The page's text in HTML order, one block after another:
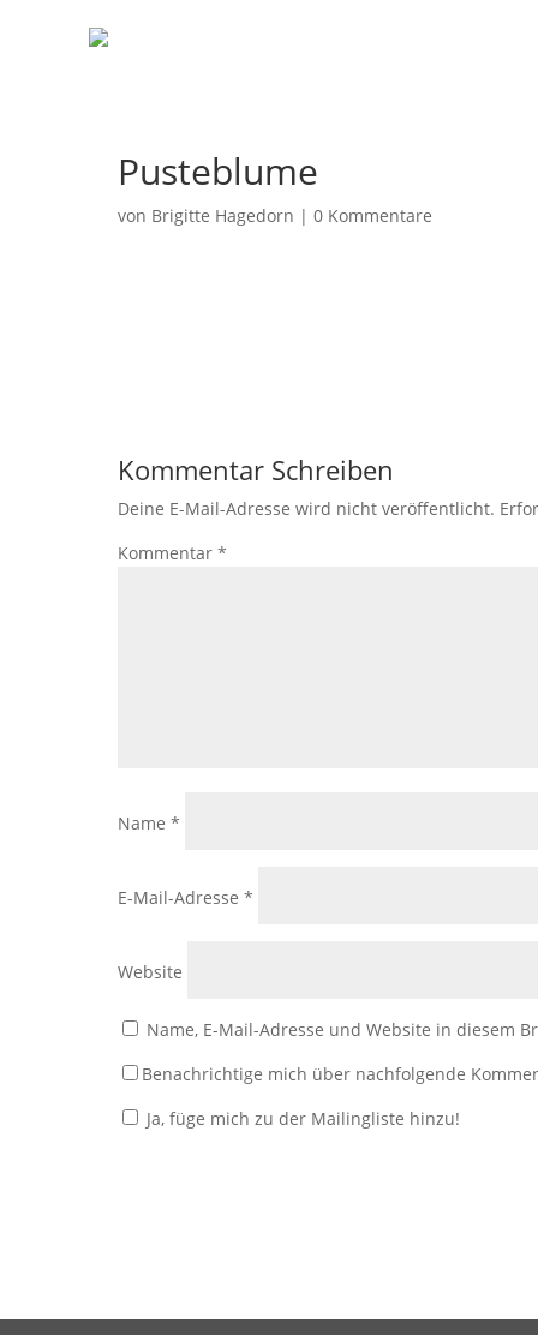
Pusteblume
von Brigitte Hagedorn | 0 Kommentare
Kommentar Schreiben
Deine E-Mail-Adresse wird nicht veröffentlicht.
Kommentar *
Name *
E-Mail-Adresse *
Website
Name, E-Mail-Adresse und Website in diesem
Benachrichtige mich über nachfolgende
Ja, füge mich zu der Mailingliste hinzu!